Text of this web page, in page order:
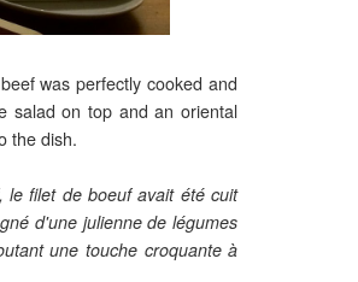
was perfectly cooked and
salad on top and an oriental
the dish.
le filet de boeuf avait été cuit
d'une julienne de légumes
une touche croquante à